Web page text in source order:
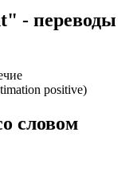
- переводы
positive)
словом